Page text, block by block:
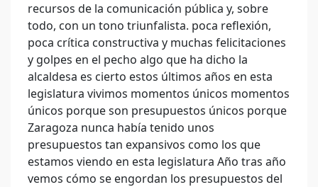
recursos de la comunicación pública y, sobre
todo, con un tono triunfalista. poca reflexión,
poca crítica constructiva y muchas felicitaciones
y golpes en el pecho algo que ha dicho la
alcaldesa es cierto estos últimos años en esta
legislatura vivimos momentos únicos momentos
únicos porque son presupuestos únicos porque
Zaragoza nunca había tenido unos
presupuestos tan expansivos como los que
estamos viendo en esta legislatura Año tras año
vemos cómo se engordan los presupuestos del